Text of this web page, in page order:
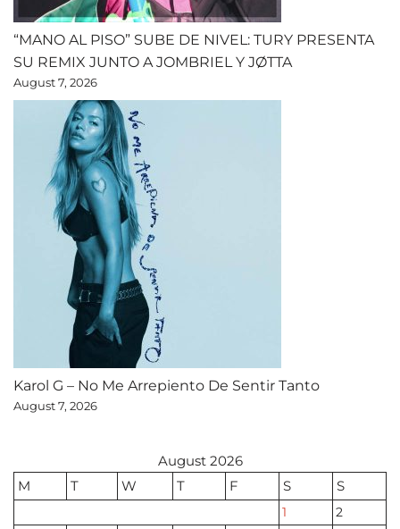
“MANO AL PISO” SUBE DE NIVEL: TURY PRESENTA
SU REMIX JUNTO A JOMBRIEL Y JØTTA
August 7, 2026
Karol G – No Me Arrepiento De Sentir Tanto
August 7, 2026
August 2026
M
T W T F S S
1
2